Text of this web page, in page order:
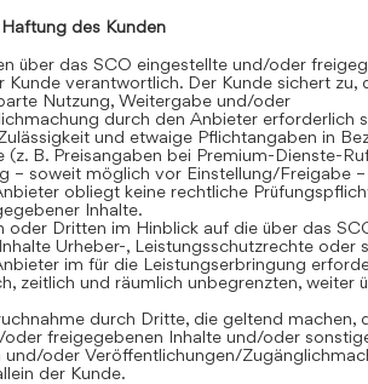
des Kunden
über das SCO eingestellte und/oder
Kunde verantwortlich. Der Kunde sichert zu,
Nutzung, Weitergabe und/oder
durch den Anbieter erforderlich
und etwaige Pflichtangaben in
B. Preisangaben bei Premium-Dienste-
– soweit möglich vor Einstellung/Freigabe
obliegt keine rechtliche
Inhalte.
Dritten im Hinblick auf die über das
Urheber-, Leistungsschutzrechte oder
im für die Leistungserbringung
zeitlich und räumlich unbegrenzten, weiter
durch Dritte, die geltend machen,
freigegebenen Inhalte und/oder
und/oder Veröffentlichungen/
der Kunde.